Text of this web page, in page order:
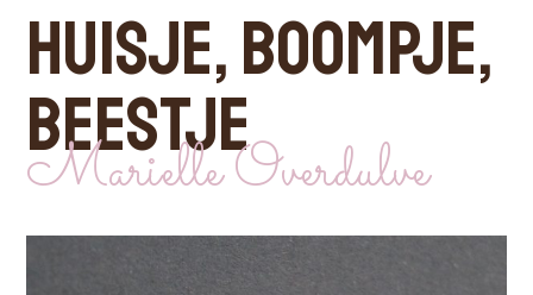
HUISJE, BOOMPJE,
BEESTJE
Marielle Overdulve